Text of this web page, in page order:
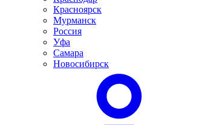
Красноярск
Мурманск
Россия
Уфа
Самара
Новосибирск